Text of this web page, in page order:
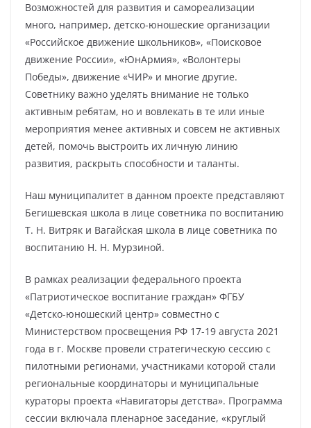
Возможностей для развития и самореализации
много, например, детско-юношеские организации
«Российское движение школьников», «Поисковое
движение России», «ЮнАрмия», «Волонтеры
Победы», движение «ЧИР» и многие другие.
Советнику важно уделять внимание не только
активным ребятам, но и вовлекать в те или иные
мероприятия менее активных и совсем не активных
детей, помочь выстроить их личную линию
развития, раскрыть способности и таланты.
Наш муниципалитет в данном проекте представляют
Бегишевская школа в лице советника по воспитанию
Т. Н. Витряк и Вагайская школа в лице советника по
воспитанию Н. Н. Мурзиной.
В рамках реализации федерального проекта
«Патриотическое воспитание граждан» ФГБУ
«Детско-юношеский центр» совместно с
Министерством просвещения РФ 17-19 августа 2021
года в г. Москве провели стратегическую сессию с
пилотными регионами, участниками которой стали
региональные координаторы и муниципальные
кураторы проекта «Навигаторы детства». Программа
сессии включала пленарное заседание, «круглый